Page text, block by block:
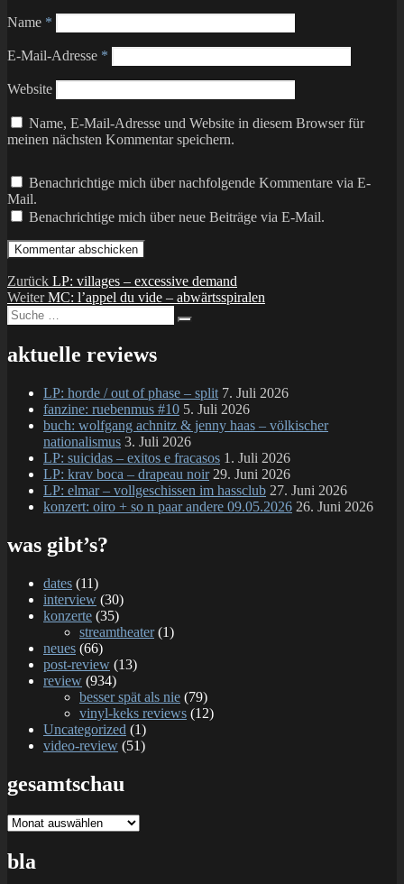
Name *
E-Mail-Adresse *
Website
Name, E-Mail-Adresse und Website in diesem Browser für
meinen nächsten Kommentar speichern.
Benachrichtige mich über nachfolgende Kommentare via E-
Mail.
Benachrichtige mich über neue Beiträge via E-Mail.
Beitragsnavigation
Zurück Vorheriger
Beitrag:
LP: villages – excessive demand
Weiter Nächster
MC: l’appel du vide – abwärtsspiralen
Suche
nach:
aktuelle reviews
LP: horde / out of phase – split 7. Juli 2026
fanzine: ruebenmus #10 5. Juli 2026
buch: wolfgang achnitz & jenny haas – völkischer
nationalismus 3. Juli 2026
LP: suicidas – exitos e fracasos 1. Juli 2026
LP: krav boca – drapeau noir 29. Juni 2026
LP: elmar – vollgeschissen im hassclub 27. Juni 2026
konzert: oiro + so n paar andere 09.05.2026 26. Juni 2026
was gibt’s?
dates (11)
interview (30)
konzerte (35)
streamtheater(1)
neues (66)
post-review (13)
review (934)
besser spät als nie (79)
vinyl-keks reviews (12)
Uncategorized (1)
video-review (51)
gesamtschau
gesamtschau
bla